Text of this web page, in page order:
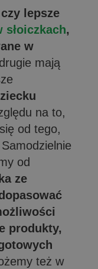
czy lepsze
słoiczkach,
w
mają
na to,
od tego,
od
ze
produkty,
też w